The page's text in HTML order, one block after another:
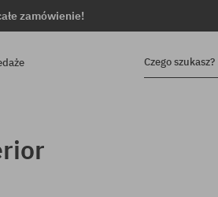
zamówienie!
Czego szukasz?